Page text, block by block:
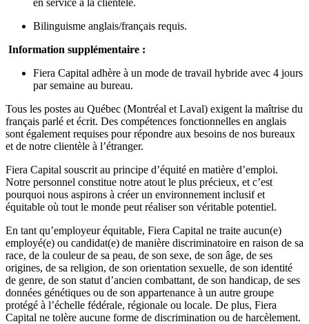
Bilinguisme anglais/français requis.
Information supplémentaire :
Fiera Capital adhère à un mode de travail hybride avec 4 jours
par semaine au bureau.
Tous les postes au Québec (Montréal et Laval) exigent la maîtrise du
français parlé et écrit. Des compétences fonctionnelles en anglais
sont également requises pour répondre aux besoins de nos bureaux
et de notre clientèle à l’étranger.
Fiera Capital souscrit au principe d’équité en matière d’emploi.
Notre personnel constitue notre atout le plus précieux, et c’est
pourquoi nous aspirons à créer un environnement inclusif et
équitable où tout le monde peut réaliser son véritable potentiel.
En tant qu’employeur équitable, Fiera Capital ne traite aucun(e)
employé(e) ou candidat(e) de manière discriminatoire en raison de sa
race, de la couleur de sa peau, de son sexe, de son âge, de ses
origines, de sa religion, de son orientation sexuelle, de son identité
de genre, de son statut d’ancien combattant, de son handicap, de ses
données génétiques ou de son appartenance à un autre groupe
protégé à l’échelle fédérale, régionale ou locale. De plus, Fiera
Capital ne tolère aucune forme de discrimination ou de harcèlement.